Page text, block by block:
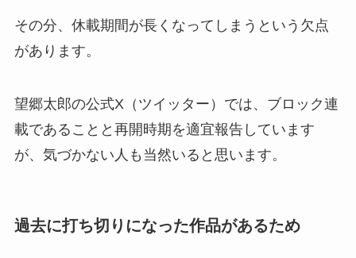
その分、休載期間が長くなってしまうという欠点
があります。
望郷太郎の公式X（ツイッター）では、ブロック連
載であることと再開時期を適宜報告しています
が、気づかない人も当然いると思います。
過去に打ち切りになった作品があるため